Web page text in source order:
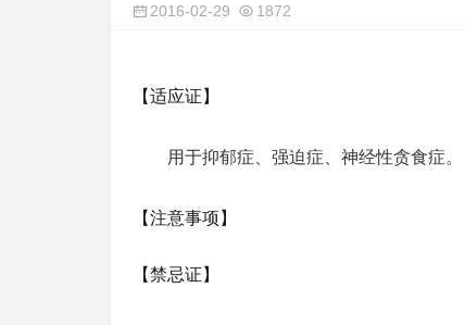
2016-02-29 1872
【适应证】
用于抑郁症、强迫症、神经性贪食症。
【注意事项】
【禁忌证】